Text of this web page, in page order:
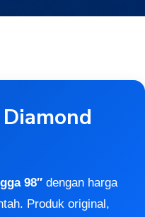
98″ dengan harga
Produk original,